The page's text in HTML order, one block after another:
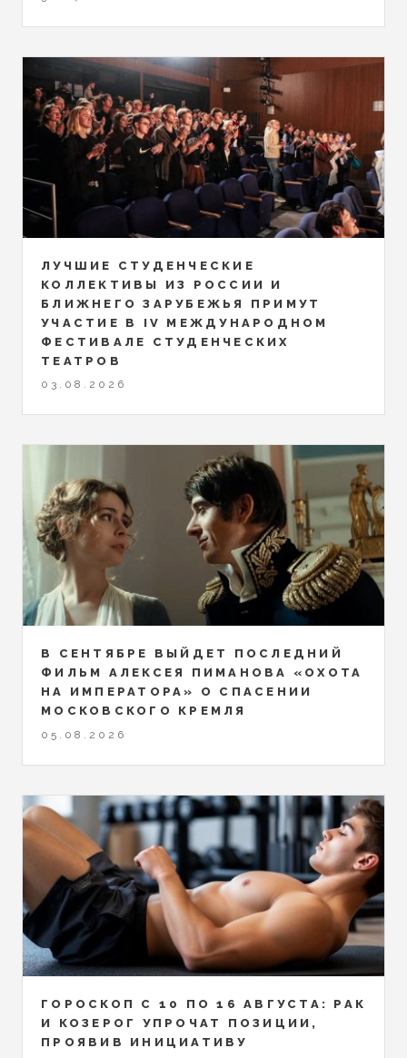
ЛУЧШИЕ СТУДЕНЧЕСКИЕ
КОЛЛЕКТИВЫ ИЗ РОССИИ И
БЛИЖНЕГО ЗАРУБЕЖЬЯ ПРИМУТ
УЧАСТИЕ В IV МЕЖДУНАРОДНОМ
ФЕСТИВАЛЕ СТУДЕНЧЕСКИХ
ТЕАТРОВ
03.08.2026
В СЕНТЯБРЕ ВЫЙДЕТ ПОСЛЕДНИЙ
ФИЛЬМ АЛЕКСЕЯ ПИМАНОВА «ОХОТА
НА ИМПЕРАТОРА» О СПАСЕНИИ
МОСКОВСКОГО КРЕМЛЯ
05.08.2026
ГОРОСКОП С 10 ПО 16 АВГУСТА: РАК
И КОЗЕРОГ УПРОЧАТ ПОЗИЦИИ,
ПРОЯВИВ ИНИЦИАТИВУ